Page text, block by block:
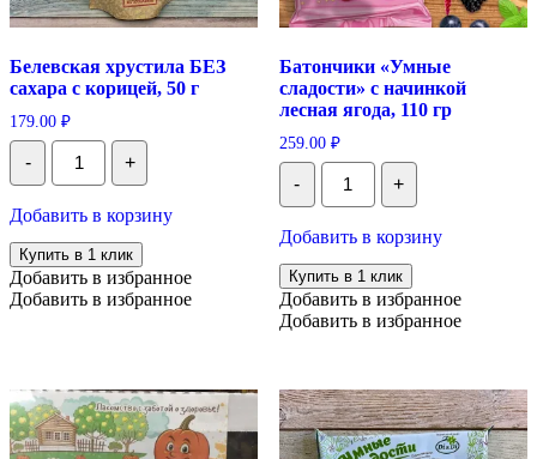
Белевская хрустила БЕЗ
сахара с корицей, 50 г
179.00 ₽
-
Количество
Белевская
хрустила
сахара
с
корицей,
50
г
+
Добавить в корзину
Купить в 1 клик
Добавить в избранное
Добавить в избранное
Батончики «Умные
сладости» с начинкой
лесная ягода, 110 гр
259.00 ₽
-
Количество
Батончики
«Умные
с
начинкой
лесная
ягода,
110
+
Добавить в корзину
Купить в 1 клик
Добавить в избранное
Добавить в избранное